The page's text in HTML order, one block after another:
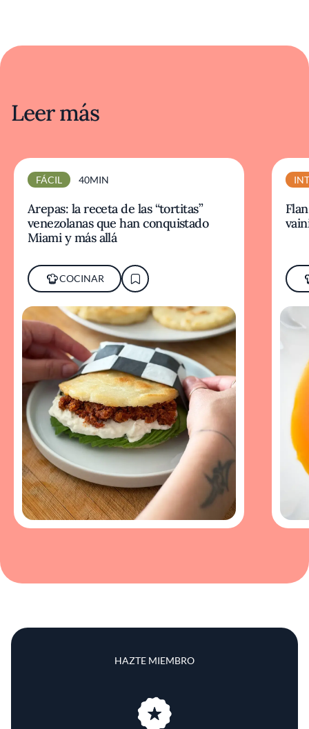
Leer más
FÁCIL 40MIN
Arepas: la receta de las “tortitas”
venezolanas que han conquistado
Miami y más allá
COCINAR
HAZTE MIEMBRO